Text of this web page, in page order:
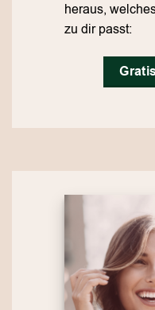
heraus,
zu dir passt: